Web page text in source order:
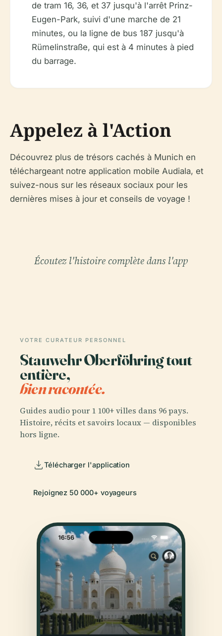
de tram 16, 36, et 37 jusqu'à l'arrêt Prinz-
Eugen-Park, suivi d'une marche de 21
minutes, ou la ligne de bus 187 jusqu'à
Rümelinstraße, qui est à 4 minutes à pied
du barrage.
Appelez à l'Action
Découvrez plus de trésors cachés à Munich en
téléchargeant notre application mobile Audiala, et
suivez-nous sur les réseaux sociaux pour les
dernières mises à jour et conseils de voyage !
Écoutez l'histoire complète dans l'app
VOTRE CURATEUR PERSONNEL
Stauwehr Oberföhring tout
entière,
bien racontée.
Guides audio pour 1 100+ villes dans 96 pays.
Histoire, récits et savoirs locaux — disponibles
hors ligne.
Télécharger l'application
Rejoignez 50 000+ voyageurs